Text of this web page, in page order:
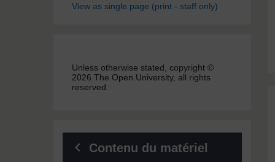
View as single page (print - staff only)
Unless otherwise stated, copyright ©
2026 The Open University, all rights
reserved.
Contenu du matériel